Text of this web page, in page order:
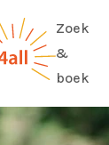
Zoek
&
boek